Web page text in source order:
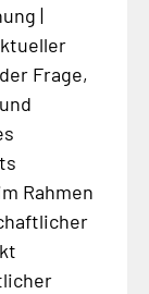
|
Frage,
Rahmen